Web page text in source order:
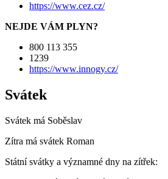
https://www.cez.cz/
NEJDE VÁM PLYN?
800 113 355
1239
https://www.innogy.cz/
Svátek
Svátek má Soběslav
Zítra má svátek Roman
Státní svátky a významné dny na zítřek: